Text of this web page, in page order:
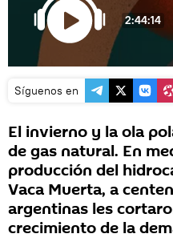
2:44:14
Síguenos en
El invierno y la ola
de gas natural. En
producción del
Vaca Muerta, a
argentinas les
crecimiento de la